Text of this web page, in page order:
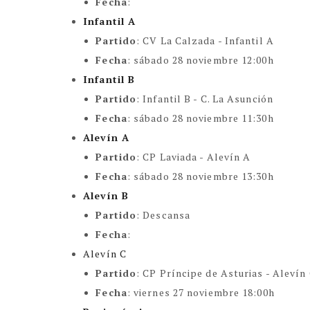
Infantil A
Partido:CV La Calzada - Infantil A
Fecha: sábado 28 noviembre 12:00h
Infantil B
Partido:Infantil B - C. La Asunción
Fecha: sábado 28 noviembre 11:30h
Alevín A
Partido:CP Laviada - Alevín A
Fecha: sábado 28 noviembre 13:30h
Alevín B
Partido:Descansa
Fecha:
Alevín C
Partido:CP Príncipe de Asturias - Alevín
Fecha: viernes 27 noviembre 18:00h